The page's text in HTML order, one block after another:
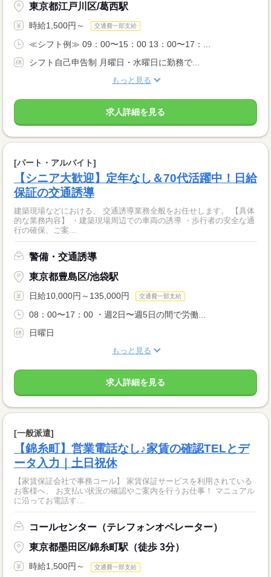
東京都江戸川区/葛西駅
時給1,500円～ 交通費一部支給
≪シフト例≫ 09：00〜15：00 13：00〜17：...
シフト自己申告制 月曜日・水曜日に勤務で...
もっと見る
求人詳細を見る
[パート・アルバイト]
【シニア大歓迎】定年なし＆70代活躍中！日給
保証の交通誘導
建築現場などにおける、 交通誘導業務全般をお任せします。 【具体
的な業務内容】 ・建築現場周辺での車両の誘導 ・歩行者の安全な通
行の確保、ご案...
警備・交通誘導
東京都豊島区/池袋駅
日給10,000円～135,000円 交通費一部支給
08：00〜17：00 ・週2日〜週5日の間で労働...
日曜日
もっと見る
求人詳細を見る
[一般派遣]
【錦糸町】営業電話なし♪家賃の確認TELとデ
ータ入力｜土日祝休
【家賃保証会社で事務コール】 家賃保証サービスを利用されている
お客様へ、 お支払い状況の確認やご案内を行うお仕事！ マニュアル
に沿ってお電話す...
コールセンター（テレフォンオペレーター）
東京都墨田区/錦糸町駅（徒歩 3分）
時給1,500円～ 交通費一部支給